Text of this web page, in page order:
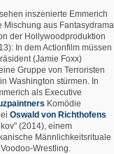
inszenierte Emmerich
Mischung aus Fantasydrama
der Hollywoodproduktion
In dem Actionfilm müssen
(Jamie Foxx)
Gruppe von Terroristen
Washington stürmen. In
als Executive
Komödie
Oswald von Richthofens
(2014), einem
Männlichkeitsrituale
Wrestling.